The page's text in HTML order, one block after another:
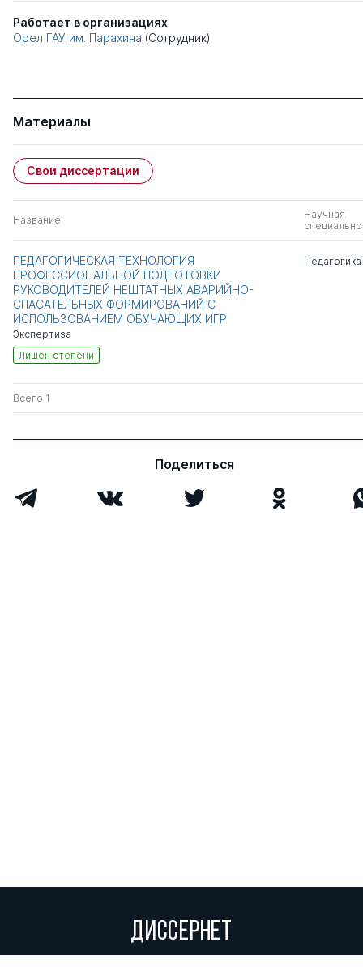
Работает в организациях
Орел ГАУ им. Парахина (Сотрудник)
Материалы
Свои диссертации
Название
Научная
ПЕДАГОГИЧЕСКАЯ ТЕХНОЛОГИЯ
ПРОФЕССИОНАЛЬНОЙ ПОДГОТОВКИ
РУКОВОДИТЕЛЕЙ НЕШТАТНЫХ АВАРИЙНО-
СПАСАТЕЛЬНЫХ ФОРМИРОВАНИЙ С
ИСПОЛЬЗОВАНИЕМ ОБУЧАЮЩИХ ИГР
Экспертиза
Лишен степени
Педагогика
Всего 1
Поделиться
ДИССЕРНЕТ